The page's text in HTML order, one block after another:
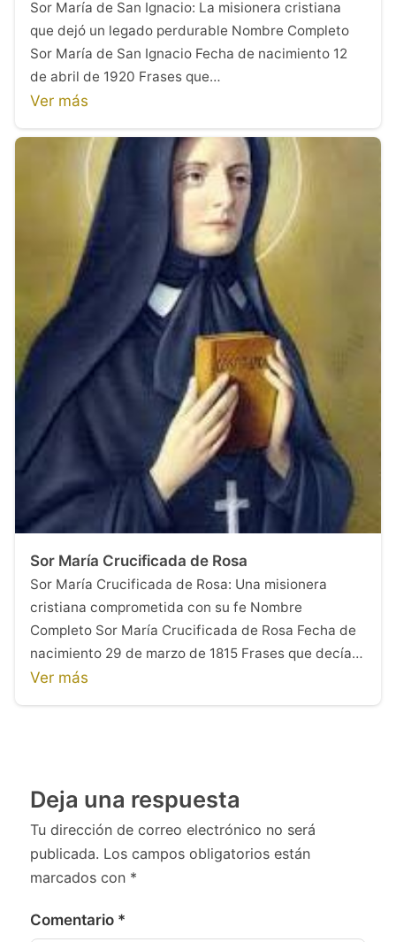
Sor María de San Ignacio: La misionera cristiana
que dejó un legado perdurable Nombre Completo
Sor María de San Ignacio Fecha de nacimiento 12
de abril de 1920 Frases que…
Ver más
Sor María Crucificada de Rosa
Sor María Crucificada de Rosa: Una misionera
cristiana comprometida con su fe Nombre
Completo Sor María Crucificada de Rosa Fecha de
nacimiento 29 de marzo de 1815 Frases que decía…
Ver más
Deja una respuesta
Tu dirección de correo electrónico no será
publicada. Los campos obligatorios están
marcados con *
Comentario *